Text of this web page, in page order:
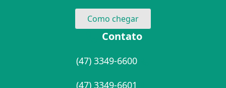
Como chegar
Contato
(47) 3349-6600
(47) 3349-6601